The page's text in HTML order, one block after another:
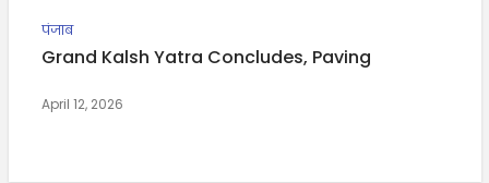
पंजाब
Grand Kalsh Yatra Concludes, Paving
April 12, 2026